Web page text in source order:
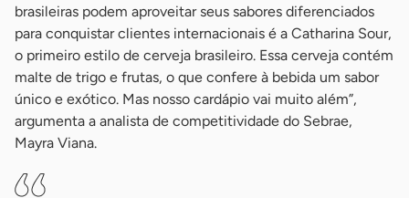
brasileiras podem aproveitar seus sabores diferenciados
para conquistar clientes internacionais é a Catharina Sour,
o primeiro estilo de cerveja brasileiro. Essa cerveja contém
malte de trigo e frutas, o que confere à bebida um sabor
único e exótico. Mas nosso cardápio vai muito além”,
argumenta a analista de competitividade do Sebrae,
Mayra Viana.